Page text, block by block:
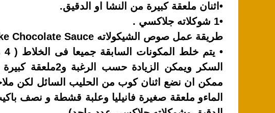
•اثنان ملعقة كبيرة من النشا او الدقيق.
•1 شوكلاته جلاكسي .
طريقة عمل صوص الشيكولاته How to Make Chocolate Sauce:
السكر ويمكن
ممكن ان نضع اثنان كوب من الحليب السائل لكن
الماءو ملعقة صغيرة فانيليا وعلبة قشطة و نصف